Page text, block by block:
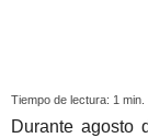
Tiempo de lectura: 1 min.
Durante agosto